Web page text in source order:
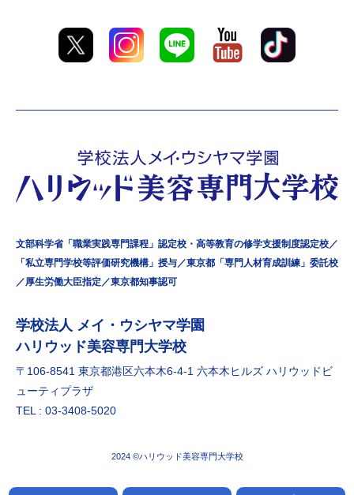
文部科学省「職業実践専門課程」認定校・高等教育の修学支援制度認定校／
「私立専門学校等評価研究機構」授与／東京都「専門人材育成訓練」委託校
／厚生労働大臣指定／東京都知事認可
学校法⼈ メイ・ウシヤマ学園
ハリウッド美容専門大学校
〒106-8541 東京都港区六本⽊6-4-1 六本⽊ヒルズ ハリウッドビ
ューティプラザ
TEL : 03-3408-5020
2024 ©ハリウッド美容専門大学校